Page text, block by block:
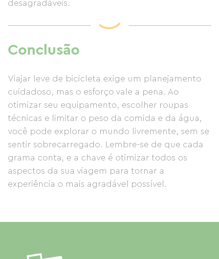
desagradáveis.
Conclusão
Viajar leve de bicicleta exige um planejamento
cuidadoso, mas o esforço vale a pena. Ao
otimizar seu equipamento, escolher roupas
técnicas e limitar o peso da comida e da água,
você pode explorar o mundo livremente, sem se
sentir sobrecarregado. Lembre-se de que cada
grama conta, e a chave é otimizar todos os
aspectos da sua viagem para tornar a
experiência o mais agradável possível.